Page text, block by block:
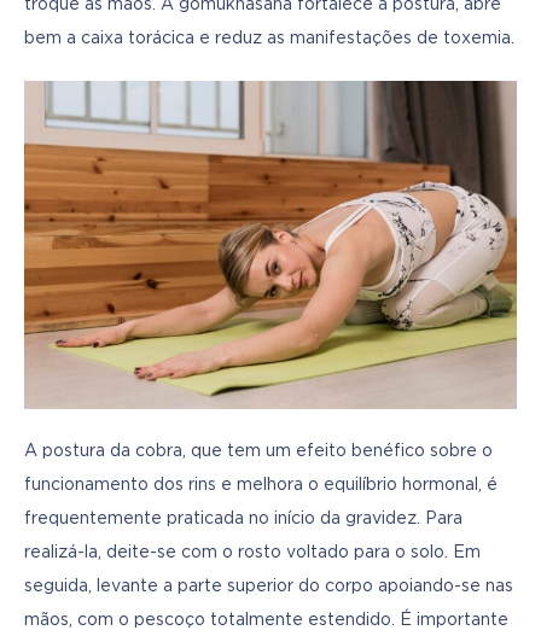
troque as mãos. A gomukhasana fortalece a postura, abre
bem a caixa torácica e reduz as manifestações de toxemia.
A postura da cobra, que tem um efeito benéfico sobre o
funcionamento dos rins e melhora o equilíbrio hormonal, é
frequentemente praticada no início da gravidez. Para
realizá-la, deite-se com o rosto voltado para o solo. Em
seguida, levante a parte superior do corpo apoiando-se nas
mãos, com o pescoço totalmente estendido. É importante